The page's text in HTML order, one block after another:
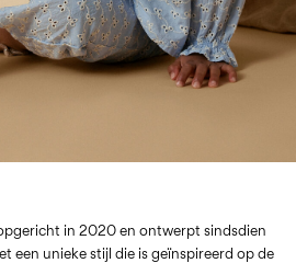
in 2020 en ontwerpt sindsdien
een unieke stijl die is geïnspireerd op de